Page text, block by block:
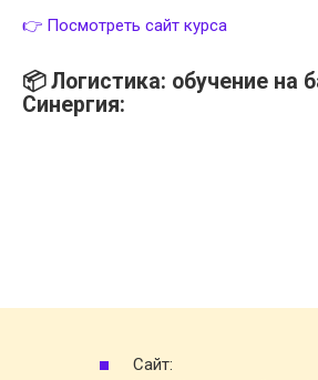
👉 Посмотреть сайт курса
📦 Логистика: обучение на
Синергия:
Сайт: